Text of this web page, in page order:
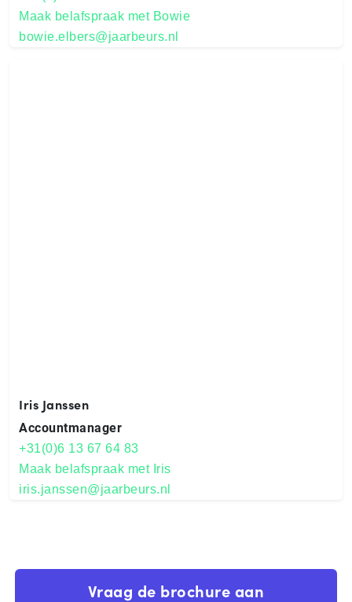
Maak belafspraak met Bowie
bowie.elbers@jaarbeurs.nl
Iris Janssen
Accountmanager
+31(0)6 13 67 64 83
Maak belafspraak met Iris
iris.janssen@jaarbeurs.nl
Vraag de brochure aan